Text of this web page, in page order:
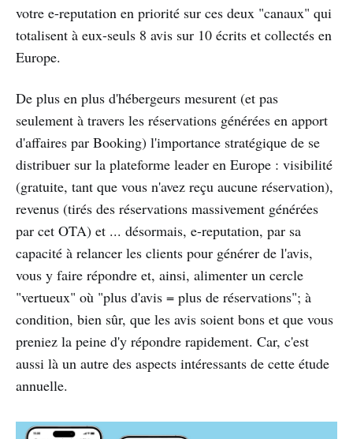
votre e-reputation en priorité sur ces deux "canaux" qui
totalisent à eux-seuls 8 avis sur 10 écrits et collectés en
Europe.
De plus en plus d'hébergeurs mesurent (et pas
seulement à travers les réservations générées en apport
d'affaires par Booking) l'importance stratégique de se
distribuer sur la plateforme leader en Europe : visibilité
(gratuite, tant que vous n'avez reçu aucune réservation),
revenus (tirés des réservations massivement générées
par cet OTA) et ... désormais, e-reputation, par sa
capacité à relancer les clients pour générer de l'avis,
vous y faire répondre et, ainsi, alimenter un cercle
"vertueux" où "plus d'avis = plus de réservations"; à
condition, bien sûr, que les avis soient bons et que vous
preniez la peine d'y répondre rapidement. Car, c'est
aussi là un autre des aspects intéressants de cette étude
annuelle.